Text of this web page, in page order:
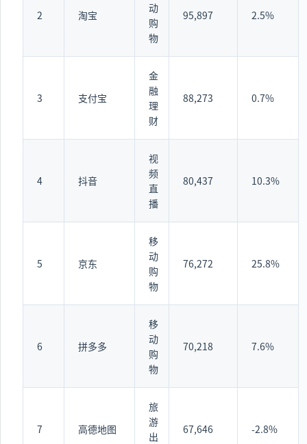
2 淘宝
动
购
物
95,897 2.5%
3 支付宝
金
融
理
财
88,273 0.7%
4 抖音
视
频
直
播
80,437 10.3%
5 京东
移
动
购
物
76,272 25.8%
6 拼多多
移
动
购
物
70,218 7.6%
7 高德地图
旅
游
出
67,646 -2.8%